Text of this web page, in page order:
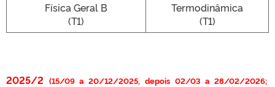
Física Geral B
(T1)
Termodinâmica
(T1)
2025/2 (15/09 a 20/12/2025, depois 02/03 a 28/02/2026;